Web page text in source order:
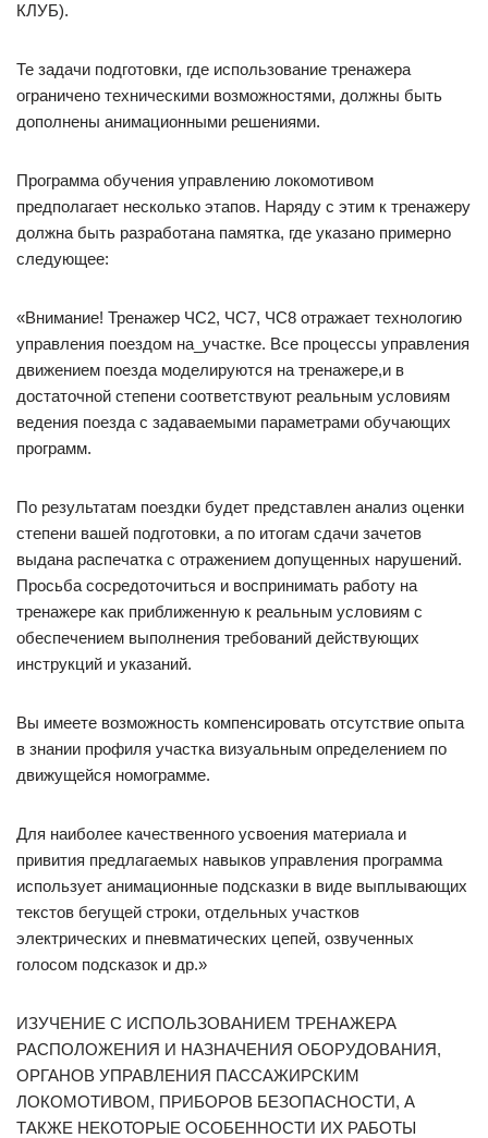
КЛУБ).
Те задачи подготовки, где использование тренажера
ограничено техническими возможностями, должны быть
дополнены анимационными решениями.
Программа обучения управлению локомотивом
предполагает несколько этапов. Наряду с этим к тренажеру
должна быть разработана памятка, где указано примерно
следующее:
«Внимание! Тренажер ЧС2, ЧС7, ЧС8 отражает технологию
управления поездом на_участке. Все процессы управления
движением поезда моделируются на тренажере,и в
достаточной степени соответствуют реальным условиям
ведения поезда с задаваемыми параметрами обучающих
программ.
По результатам поездки будет представлен анализ оценки
степени вашей подготовки, а по итогам сдачи зачетов
выдана распечатка с отражением допущенных нарушений.
Просьба сосредоточиться и воспринимать работу на
тренажере как приближенную к реальным условиям с
обеспечением выполнения требований действующих
инструкций и указаний.
Вы имеете возможность компенсировать отсутствие опыта
в знании профиля участка визуальным определением по
движущейся номограмме.
Для наиболее качественного усвоения материала и
привития предлагаемых навыков управления программа
использует анимационные подсказки в виде выплывающих
текстов бегущей строки, отдельных участков
электрических и пневматических цепей, озвученных
голосом подсказок и др.»
ИЗУЧЕНИЕ С ИСПОЛЬЗОВАНИЕМ ТРЕНАЖЕРА
РАСПОЛОЖЕНИЯ И НАЗНАЧЕНИЯ ОБОРУДОВАНИЯ,
ОРГАНОВ УПРАВЛЕНИЯ ПАССАЖИРСКИМ
ЛОКОМОТИВОМ, ПРИБОРОВ БЕЗОПАСНОСТИ, А
ТАКЖЕ НЕКОТОРЫЕ ОСОБЕННОСТИ ИХ РАБОТЫ